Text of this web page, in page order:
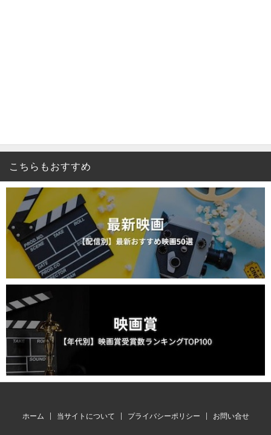
こちらもおすすめ
ホーム 当サイトについて プライバシーポリシー お問い合せ